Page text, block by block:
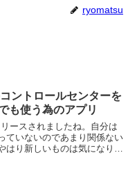
ryomatsu
ントロールセンターを
も使う為のアプリ
ースされましたね。自分は
ていないのであまり関係ない
はり新しいものは気になりま